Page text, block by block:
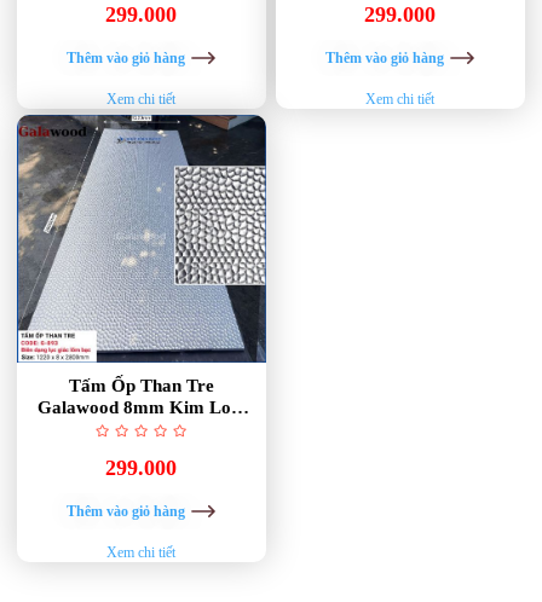
299.000
Thêm vào giỏ hàng
Xem chi tiết
299.000
Thêm vào giỏ hàng
Xem chi tiết
Tấm Ốp Than Tre
Galawood 8mm Kim Loại
Lục Giác Lõm Bạc G-893
299.000
Thêm vào giỏ hàng
Xem chi tiết